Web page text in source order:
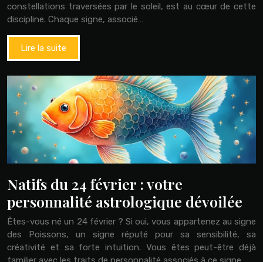
constellations traversées par le soleil, est au cœur de cette
discipline. Chaque signe, associé…
Lire la suite
Natifs du 24 février : votre
personnalité astrologique dévoilée
Êtes-vous né un 24 février ? Si oui, vous appartenez au signe
des Poissons, un signe réputé pour sa sensibilité, sa
créativité et sa forte intuition. Vous êtes peut-être déjà